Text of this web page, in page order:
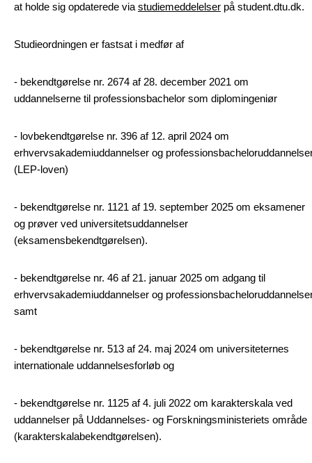
at holde sig opdaterede via studiemeddelelser på student.dtu.dk.
Studieordningen er fastsat i medfør af
- bekendtgørelse nr. 2674 af 28. december 2021 om
uddannelserne til professionsbachelor som diplomingeniør
- lovbekendtgørelse nr. 396 af 12. april 2024 om
erhvervsakademiuddannelser og
(LEP-loven)
- bekendtgørelse nr. 1121 af 19. september 2025 om eksamener
og prøver ved universitetsuddannelser
(eksamensbekendtgørelsen).
- bekendtgørelse nr. 46 af 21. januar 2025 om adgang til
erhvervsakademiuddannelser og
samt
- bekendtgørelse nr. 513 af 24. maj 2024 om universiteternes
internationale uddannelsesforløb og
- bekendtgørelse nr. 1125 af 4. juli 2022 om karakterskala ved
uddannelser på Uddannelses- og Forskningsministeriets område
(karakterskalabekendtgørelsen).